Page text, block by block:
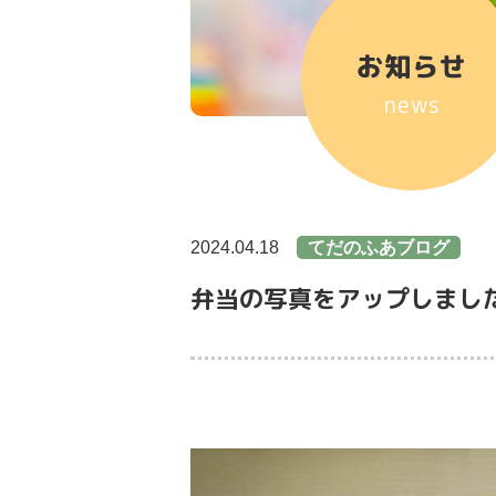
お知らせ
news
2024.04.18 てだのふあブログ
弁当の写真をアップしまし